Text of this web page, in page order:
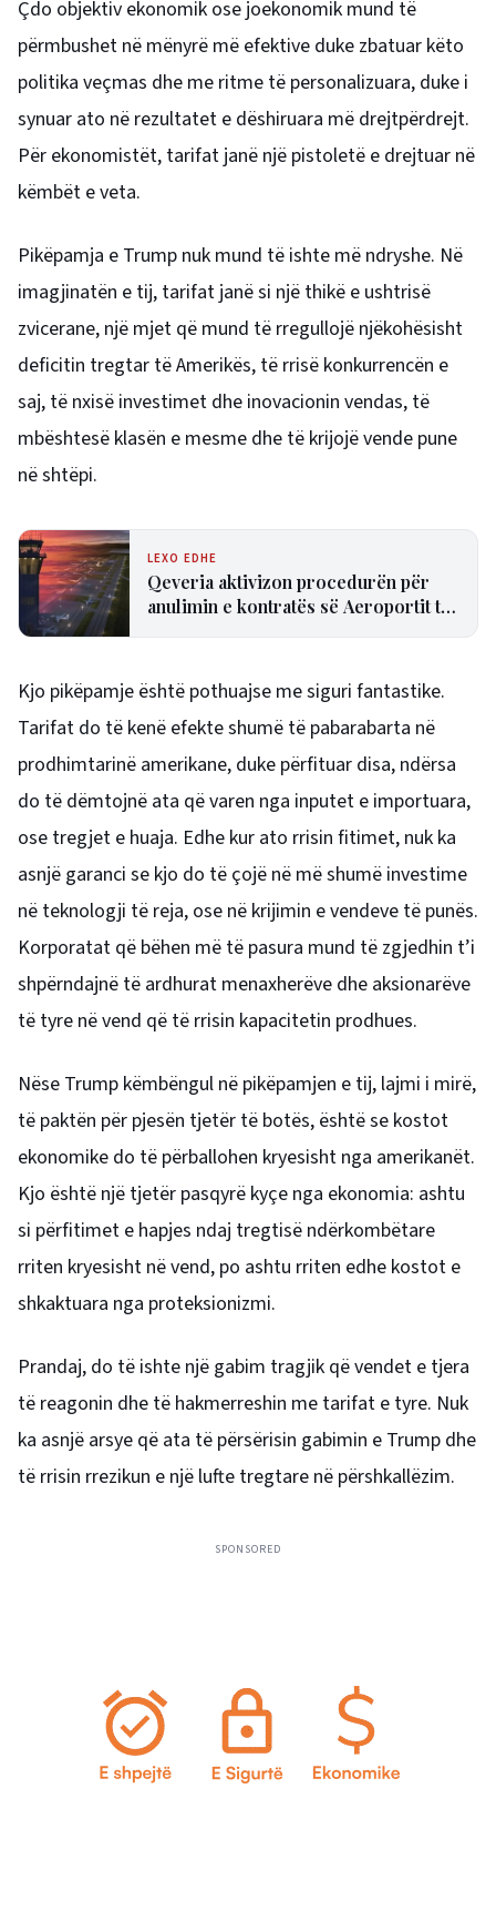
Çdo objektiv ekonomik ose joekonomik mund të
përmbushet në mënyrë më efektive duke zbatuar këto
politika veçmas dhe me ritme të personalizuara, duke i
synuar ato në rezultatet e dëshiruara më drejtpërdrejt.
Për ekonomistët, tarifat janë një pistoletë e drejtuar në
këmbët e veta.
Pikëpamja e Trump nuk mund të ishte më ndryshe. Në
imagjinatën e tij, tarifat janë si një thikë e ushtrisë
zvicerane, një mjet që mund të rregullojë njëkohësisht
deficitin tregtar të Amerikës, të rrisë konkurrencën e
saj, të nxisë investimet dhe inovacionin vendas, të
mbështesë klasën e mesme dhe të krijojë vende pune
në shtëpi.
LEXO EDHE
Qeveria aktivizon procedurën për
anulimin e kontratës së Aeroportit të
Kjo pikëpamje është pothuajse me siguri fantastike.
Tarifat do të kenë efekte shumë të pabarabarta në
prodhimtarinë amerikane, duke përfituar disa, ndërsa
do të dëmtojnë ata që varen nga inputet e importuara,
ose tregjet e huaja. Edhe kur ato rrisin fitimet, nuk ka
asnjë garanci se kjo do të çojë në më shumë investime
në teknologji të reja, ose në krijimin e vendeve të punës.
Korporatat që bëhen më të pasura mund të zgjedhin t’i
shpërndajnë të ardhurat menaxherëve dhe aksionarëve
të tyre në vend që të rrisin kapacitetin prodhues.
Nëse Trump këmbëngul në pikëpamjen e tij, lajmi i mirë,
të paktën për pjesën tjetër të botës, është se kostot
ekonomike do të përballohen kryesisht nga amerikanët.
Kjo është një tjetër pasqyrë kyçe nga ekonomia: ashtu
si përfitimet e hapjes ndaj tregtisë ndërkombëtare
rriten kryesisht në vend, po ashtu rriten edhe kostot e
shkaktuara nga proteksionizmi.
Prandaj, do të ishte një gabim tragjik që vendet e tjera
të reagonin dhe të hakmerreshin me tarifat e tyre. Nuk
ka asnjë arsye që ata të përsërisin gabimin e Trump dhe
të rrisin rrezikun e një lufte tregtare në përshkallëzim.
SPONSORED